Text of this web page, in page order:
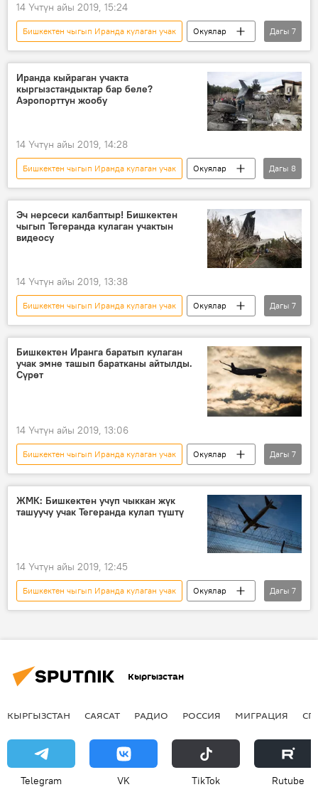
14 Үчтүн айы 2019, 15:24
Бишкектен чыгып Иранда кулаган учак
Окуялар
Дүйнөдө
Коом
Жаңылыктар
Иран
"Манас" эл аралык аэропорту
учак
өкмөт
Дагы 7
Иранда кыйраган учакта
кыргызстандыктар бар беле?
Аэропорттун жообу
14 Үчтүн айы 2019, 14:28
Бишкектен чыгып Иранда кулаган учак
Окуялар
Кыргызстан
Дүйнөдө
Иран
ТИМ
өлүм учак
Дагы 8
Эч нерсеси калбаптыр! Бишкектен
чыгып Тегеранда кулаган учактын
видеосу
14 Үчтүн айы 2019, 13:38
Бишкектен чыгып Иранда кулаган учак
Окуялар
Дүйнөдө
Жаңылыктар
Бишкек
Тегеран
кырсык
Дагы 7
Бишкектен Иранга баратып кулаган
учак эмне ташып баратканы айтылды.
Сүрөт
14 Үчтүн айы 2019, 13:06
Бишкектен чыгып Иранда кулаган учак
Окуялар
Дүйнөдө
Жаңылыктар
Бишкек
Иран
авиакырсык
Дагы 7
ЖМК: Бишкектен учуп чыккан жүк
ташуучу учак Тегеранда кулап түштү
14 Үчтүн айы 2019, 12:45
Бишкектен чыгып Иранда кулаган учак
Окуялар
Дүйнөдө
Жаңылыктар
Aлерт
Дагы 7
Кыргызстан
КЫРГЫЗСТАН САЯСАТ РАДИО РОССИЯ МИГРАЦИЯ
Telegram VK ТikТоk Rutube